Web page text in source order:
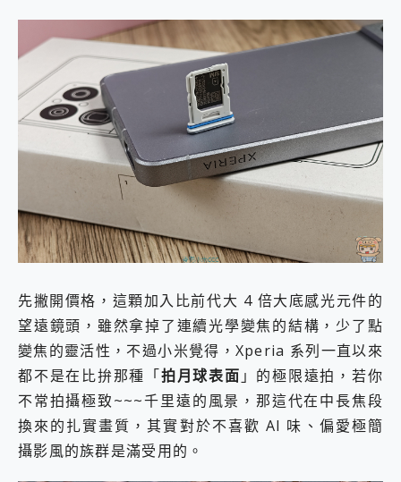
先撇開價格，這顆加入比前代大 4 倍大底感光元件的
望遠鏡頭，雖然拿掉了連續光學變焦的結構，少了點
變焦的靈活性，不過小米覺得，Xperia 系列一直以來
都不是在比拚那種「拍月球表面 」的極限遠拍，若你
不常拍攝極致~~~千里遠的風景，那這代在中長焦段
換來的扎實畫質，其實對於不喜歡 AI 味、偏愛極簡
攝影風的族群是滿受用的。